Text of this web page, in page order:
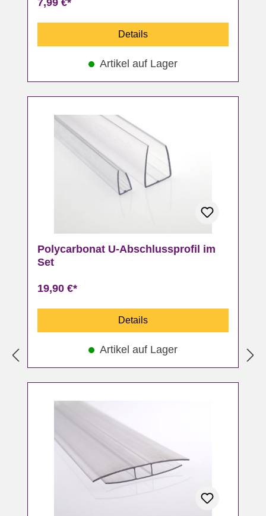
7,99 €*
Details
Artikel auf Lager
Polycarbonat U-Abschlussprofil im
Set
19,90 €*
Details
Artikel auf Lager